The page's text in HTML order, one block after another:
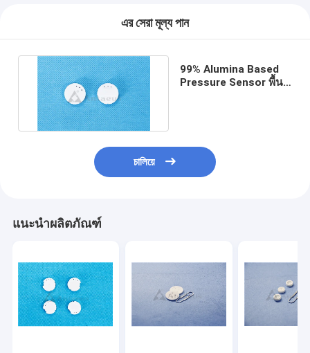
এর সেরা মূল্য পান
99% Alumina Based
Pressure Sensor พื้น
চালিয়ে
แนะนำผลิตภัณฑ์